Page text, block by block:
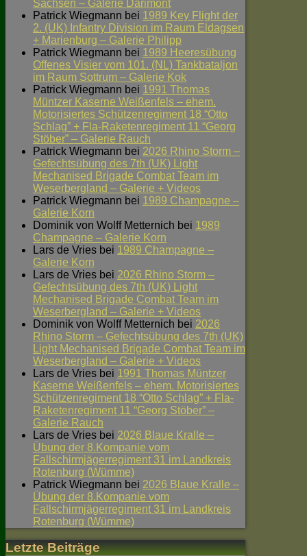
Sachsen – Galerie Darimont
Patrick Wiegmann bei 1989 Key Flight der
2. (UK) Infantry Division im Raum Eldagsen
+ Marienburg – Galerie Philipp
Patrick Wiegmann bei 1989 Heeresübung
Offenes Visier vom 101. (NL) Tankbataljon
im Raum Sottrum – Galerie Kok
Patrick Wiegmann bei 1991 Thomas
Müntzer Kaserne Weißenfels – ehem.
Motorisiertes Schützenregiment 18 “Otto
Schlag” + Fla-Raketenregiment 11 “Georg
Stöber” – Galerie Rauch
Patrick Wiegmann bei 2026 Rhino Storm –
Gefechtsübung des 7th (UK) Light
Mechanised Brigade Combat Team im
Weserbergland – Galerie + Videos
Patrick Wiegmann bei 1989 Champagne –
Galerie Korn
Dominik von Wolff Metternich bei 1989
Champagne – Galerie Korn
Lars de Vries bei 1989 Champagne –
Galerie Korn
Lars de Vries bei 2026 Rhino Storm –
Gefechtsübung des 7th (UK) Light
Mechanised Brigade Combat Team im
Weserbergland – Galerie + Videos
Dominik von Wolff Metternich bei 2026
Rhino Storm – Gefechtsübung des 7th (UK)
Light Mechanised Brigade Combat Team im
Weserbergland – Galerie + Videos
Lars de Vries bei 1991 Thomas Müntzer
Kaserne Weißenfels – ehem. Motorisiertes
Schützenregiment 18 “Otto Schlag” + Fla-
Raketenregiment 11 “Georg Stöber” –
Galerie Rauch
Lars de Vries bei 2026 Blaue Kralle –
Übung der 8.Kompanie vom
Fallschirmjägerregiment 31 im Landkreis
Rotenburg (Wümme)
Patrick Wiegmann bei 2026 Blaue Kralle –
Übung der 8.Kompanie vom
Fallschirmjägerregiment 31 im Landkreis
Rotenburg (Wümme)
Letzte Beiträge